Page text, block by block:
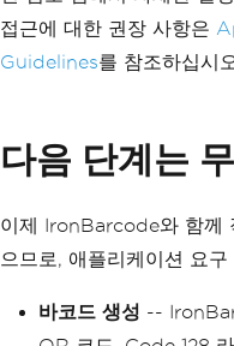
접근에 대한 권장 사항은
Guidelines를 참조하십시
다음 단계는
이제 IronBarcode와 함께
으므로, 애플리케이션 요
바코드 생성 --